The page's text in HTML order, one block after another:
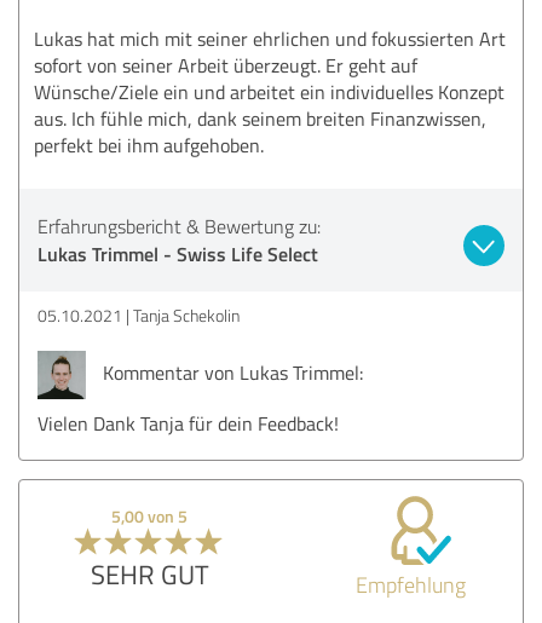
Lukas hat mich mit seiner ehrlichen und fokussierten Art
sofort von seiner Arbeit überzeugt. Er geht auf
Wünsche/Ziele ein und arbeitet ein individuelles Konzept
aus. Ich fühle mich, dank seinem breiten Finanzwissen,
perfekt bei ihm aufgehoben.
Erfahrungsbericht & Bewertung zu:
Lukas Trimmel - Swiss Life Select
05.10.2021 Tanja Schekolin
Kommentar von Lukas Trimmel:
Vielen Dank Tanja für dein Feedback!
5,00 von 5
SEHR GUT Empfehlung